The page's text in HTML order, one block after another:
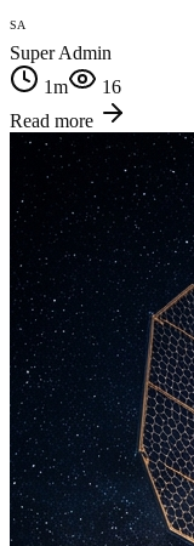
SA
Super Admin
1m
16
Read more